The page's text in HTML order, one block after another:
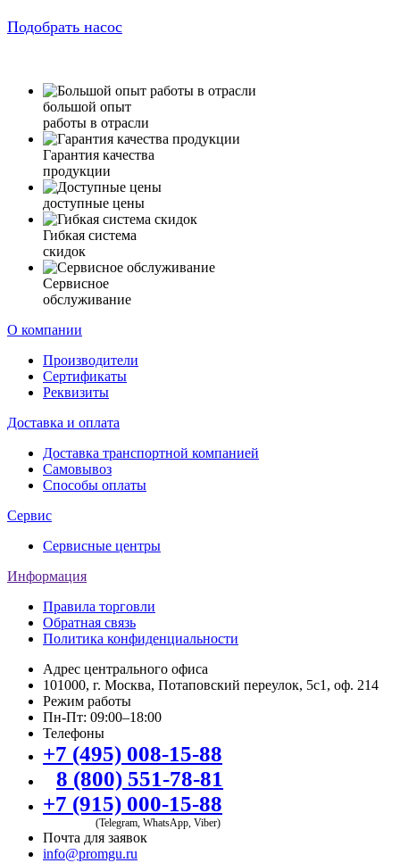
Подобрать насос
большой опыт
работы в отрасли
Гарантия качества
продукции
доступные цены
Гибкая система
скидок
Сервисное
обслуживание
О компании
Производители
Сертификаты
Реквизиты
Доставка и оплата
Доставка транспортной компанией
Самовывоз
Способы оплаты
Сервис
Сервисные центры
Информация
Правила торговли
Обратная связь
Политика конфиденциальности
Адрес центрального офиса
101000, г. Москва, Потаповский переулок, 5с1, оф. 214
Режим работы
Пн-Пт: 09:00–18:00
Телефоны
+7 (495) 008-15-88
8 (800) 551-78-81
+7 (915) 000-15-88
(Telegram, WhatsApp, Viber)
Почта для заявок
info@promgu.ru